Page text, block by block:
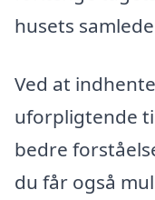
husets
Ved at
uforpligtende
bedre
du får også